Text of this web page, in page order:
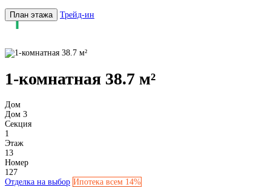
План этажа Трейд-ин
1-комнатная 38.7 м²
Дом
Дом 3
Секция
1
Этаж
13
Номер
127
Отделка на выбор Ипотека всем 14%